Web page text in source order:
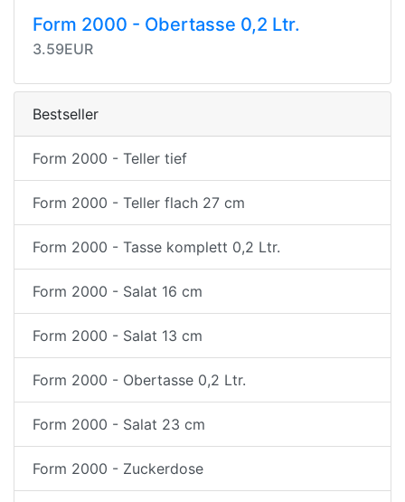
Form 2000 - Obertasse 0,2 Ltr.
3.59EUR
Bestseller
Form 2000 - Teller tief
Form 2000 - Teller flach 27 cm
Form 2000 - Tasse komplett 0,2 Ltr.
Form 2000 - Salat 16 cm
Form 2000 - Salat 13 cm
Form 2000 - Obertasse 0,2 Ltr.
Form 2000 - Salat 23 cm
Form 2000 - Zuckerdose